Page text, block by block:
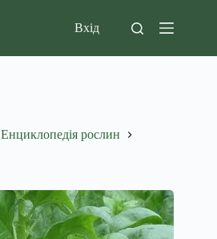
Вхід
Енциклопедія рослин